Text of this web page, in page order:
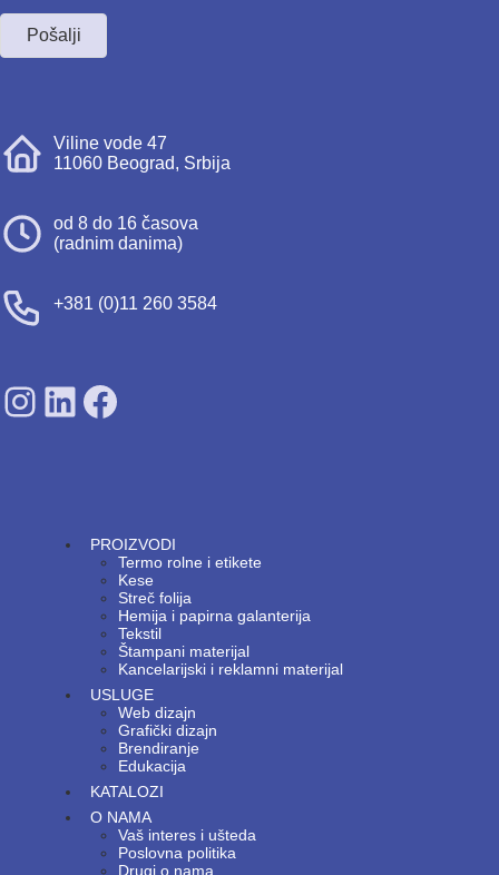
Pošalji
Viline vode 47
11060 Beograd, Srbija
od 8 do 16 časova
(radnim danima)
+381 (0)11 260 3584
SDPS on Instagram
SDPS on Lunkedin
SDPS on Facebook
PROIZVODI
Termo rolne i etikete
Kese
Streč folija
Hemija i papirna galanterija
Tekstil
Štampani materijal
Kancelarijski i reklamni materijal
USLUGE
Web dizajn
Grafički dizajn
Brendiranje
Edukacija
KATALOZI
O NAMA
Vaš interes i ušteda
Poslovna politika
Drugi o nama